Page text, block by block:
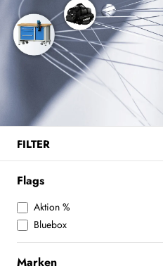
FILTER
Flags
Aktion %
Bluebox
Marken